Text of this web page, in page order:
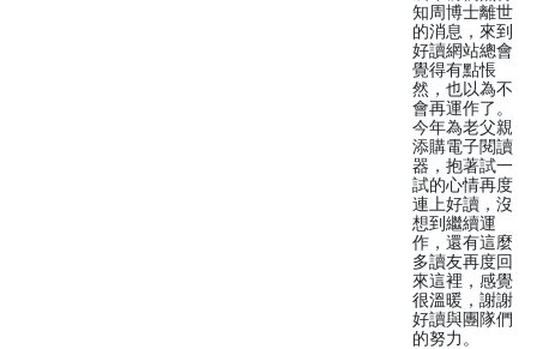
知周博士離世
的消息，來到
好讀網站總會
覺得有點悵
然，也以為不
會再運作了。
今年為老父親
添購電子閱讀
器，抱著試一
試的心情再度
連上好讀，沒
想到繼續運
作，還有這麼
多讀友再度回
來這裡，感覺
很溫暖，謝謝
好讀與團隊們
的努力。